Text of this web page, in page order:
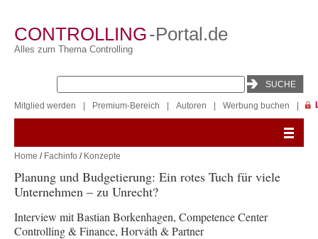
CONTROLLING-Portal.de
Alles zum Thema Controlling
Mitglied werden Premium-Bereich Autoren Werbung buchen
Home / Fachinfo / Konzepte
Planung und Budgetierung: Ein rotes Tuch für viele
Unternehmen – zu Unrecht?
Interview mit Bastian Borkenhagen, Competence Center
Controlling & Finance, Horváth & Partner